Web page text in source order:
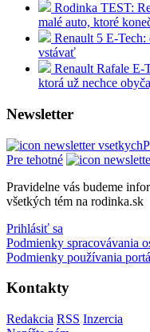
Rodinka TEST:
malé auto, ktoré
Renault 5 E-
vstávať
Renault Rafale E-
ktorá už nechce
Newsletter
Pre tehotné
Pravidelne vás budeme
všetkých tém na rodinka.sk
Prihlásiť sa
Podmienky spracovávania
Podmienky používania
Kontakty
Redakcia RSS Inzercia